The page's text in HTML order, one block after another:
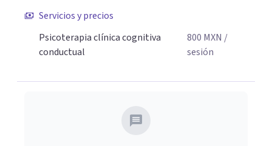
Servicios y precios
Psicoterapia clínica cognitiva
conductual
800 MXN /
sesión